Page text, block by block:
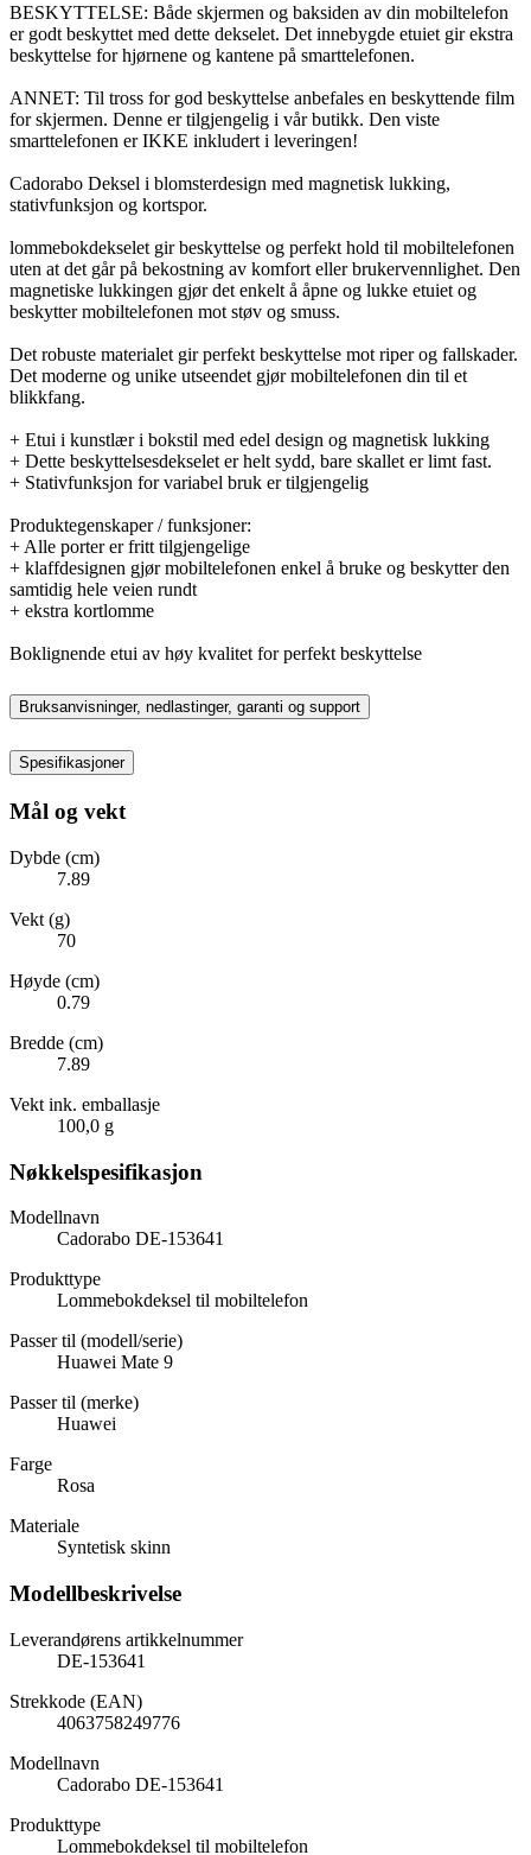
BESKYTTELSE: Både skjermen og baksiden av din mobiltelefon
er godt beskyttet med dette dekselet. Det innebygde etuiet gir ekstra
beskyttelse for hjørnene og kantene på smarttelefonen.
ANNET: Til tross for god beskyttelse anbefales en beskyttende film
for skjermen. Denne er tilgjengelig i vår butikk. Den viste
smarttelefonen er IKKE inkludert i leveringen!
Cadorabo Deksel i blomsterdesign med magnetisk lukking,
stativfunksjon og kortspor.
lommebokdekselet gir beskyttelse og perfekt hold til mobiltelefonen
uten at det går på bekostning av komfort eller brukervennlighet. Den
magnetiske lukkingen gjør det enkelt å åpne og lukke etuiet og
beskytter mobiltelefonen mot støv og smuss.
Det robuste materialet gir perfekt beskyttelse mot riper og fallskader.
Det moderne og unike utseendet gjør mobiltelefonen din til et
blikkfang.
+ Etui i kunstlær i bokstil med edel design og magnetisk lukking
+ Dette beskyttelsesdekselet er helt sydd, bare skallet er limt fast.
+ Stativfunksjon for variabel bruk er tilgjengelig
Produktegenskaper / funksjoner:
+ Alle porter er fritt tilgjengelige
+ klaffdesignen gjør mobiltelefonen enkel å bruke og beskytter den
samtidig hele veien rundt
+ ekstra kortlomme
Boklignende etui av høy kvalitet for perfekt beskyttelse
Bruksanvisninger, nedlastinger, garanti og support
Spesifikasjoner
Mål og vekt
Dybde (cm)
7.89
Vekt (g)
70
Høyde (cm)
0.79
Bredde (cm)
7.89
Vekt ink. emballasje
100,0 g
Nøkkelspesifikasjon
Modellnavn
Cadorabo DE-153641
Produkttype
Lommebokdeksel til mobiltelefon
Passer til (modell/serie)
Huawei Mate 9
Passer til (merke)
Huawei
Farge
Rosa
Materiale
Syntetisk skinn
Modellbeskrivelse
Leverandørens artikkelnummer
DE-153641
Strekkode (EAN)
4063758249776
Modellnavn
Cadorabo DE-153641
Produkttype
Lommebokdeksel til mobiltelefon